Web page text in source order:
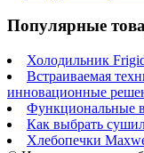
Популярные
Холодильник
Встраиваемая
инновационные
Функциональные
Как выбрать
Хлебопечки